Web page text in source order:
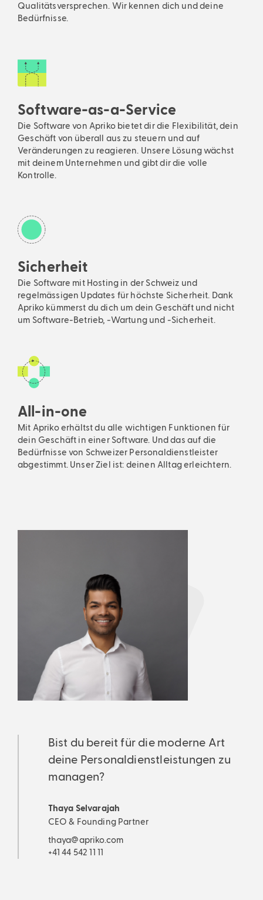
Qualitätsversprechen. Wir kennen dich und deine
Bedürfnisse.
Software-as-a-Service
Die Software von Apriko bietet dir die Flexibilität, dein
Geschäft von überall aus zu steuern und auf
Veränderungen zu reagieren. Unsere Lösung wächst
mit deinem Unternehmen und gibt dir die volle
Kontrolle.
Sicherheit
Die Software mit Hosting in der Schweiz und
regelmässigen Updates für höchste Sicherheit. Dank
Apriko kümmerst du dich um dein Geschäft und nicht
um Software-Betrieb, -Wartung und -Sicherheit.
All-in-one
Mit Apriko erhältst du alle wichtigen Funktionen für
dein Geschäft in einer Software. Und das auf die
Bedürfnisse von Schweizer Personaldienstleister
abgestimmt. Unser Ziel ist: deinen Alltag erleichtern.
Bist du bereit für die moderne Art
deine Personaldienstleistungen zu
managen?
Thaya Selvarajah
CEO & Founding Partner
thaya@apriko.com
+41 44 542 11 11